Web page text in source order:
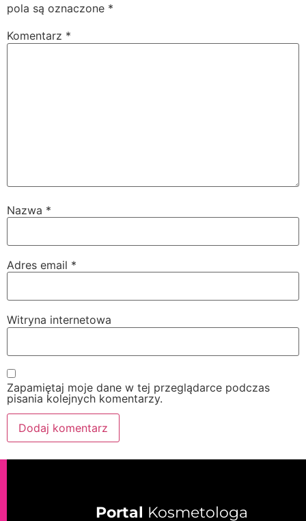
pola są oznaczone *
Komentarz *
Nazwa *
Adres email *
Witryna internetowa
Zapamiętaj moje dane w tej przeglądarce podczas
pisania kolejnych komentarzy.
Portal Kosmetologa